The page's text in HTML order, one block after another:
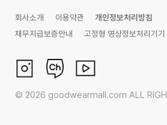
회사소개 이용약관
개인정보처리방침
채무지급보증안내
고정형 영상정보처리기기
© 2026 goodwearmall.com ALL